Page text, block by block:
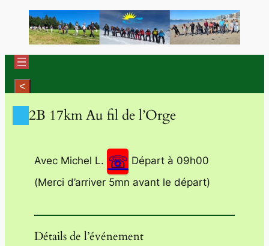
contenu
2B 17km Au fil de l’Orge
Avec Michel L. ☏ Départ à 09h00
(Merci d’arriver 5mn avant le départ)
Détails de l’événement